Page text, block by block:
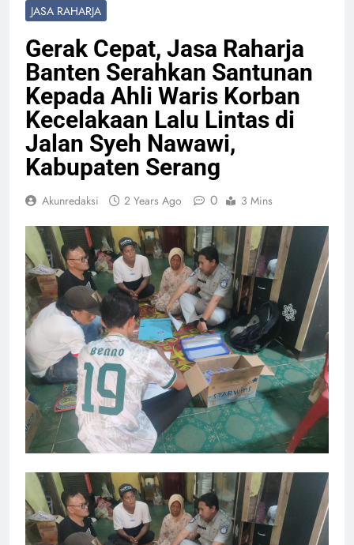
JASA RAHARJA
Gerak Cepat, Jasa Raharja
Banten Serahkan Santunan
Kepada Ahli Waris Korban
Kecelakaan Lalu Lintas di
Jalan Syeh Nawawi,
Kabupaten Serang
Akunredaksi 2 Years Ago 0 3 Mins